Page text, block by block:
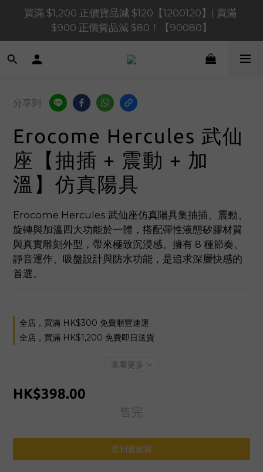
買滿 $1,200 正價貨品減 $120【1200120】| 買滿
$900 正價貨品減 $80！【90080】
買滿 $1,200 正價貨品減 $120【1200120】| 買滿
$900 正價貨品減 $80！【90080】
買滿 $600 正價貨品減 $40【60040】| 買滿 $400 正
📢 系統維護通知 – SHOPLINE Payments FPS將於
2026 年 8 月 9 日（日）凌晨 01:00 至 11:00 暫停交易
買滿 $1,200 正價貨品減 $120【1200120】| 買滿
$900 正價貨品減 $80！【90080】
分享到
Erocome Hercules 武仙
座【抽插 + 震動 + 加
溫】仿真陽具
Erocome Hercules 武仙座仿真陽具集抽插、震動、
旋轉與加溫四大功能於一體，搭配彈性液態矽膠材質
與真實雕刻外型，帶來極致沉浸感。擁有 8 種節奏、
靜音運作、吸盤設計與防水功能，是追求深層快感的
首選。
全店，買滿 HK$300 免費順豐速運
全店，買滿 HK$1,200 免費即日送貨
查看更多
HK$398.00
售完
貨到通知我